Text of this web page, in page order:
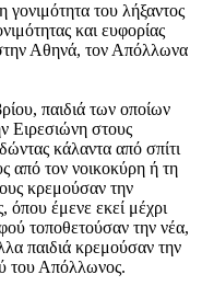
γονιμότητα του λήξαντος
και ευφορίας
Αθηνά, τον Απόλλωνα
παιδιά των οποίων
Ειρεσιώνη στους
κάλαντα από σπίτι
από τον νοικοκύρη ή τη
κρεμούσαν την
έμενε εκεί μέχρι
τοποθετούσαν την νέα,
παιδιά κρεμούσαν την
του Απόλλωνος.